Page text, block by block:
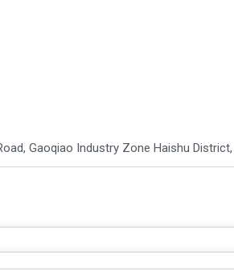
Gaoqiao Industry Zone Haishu